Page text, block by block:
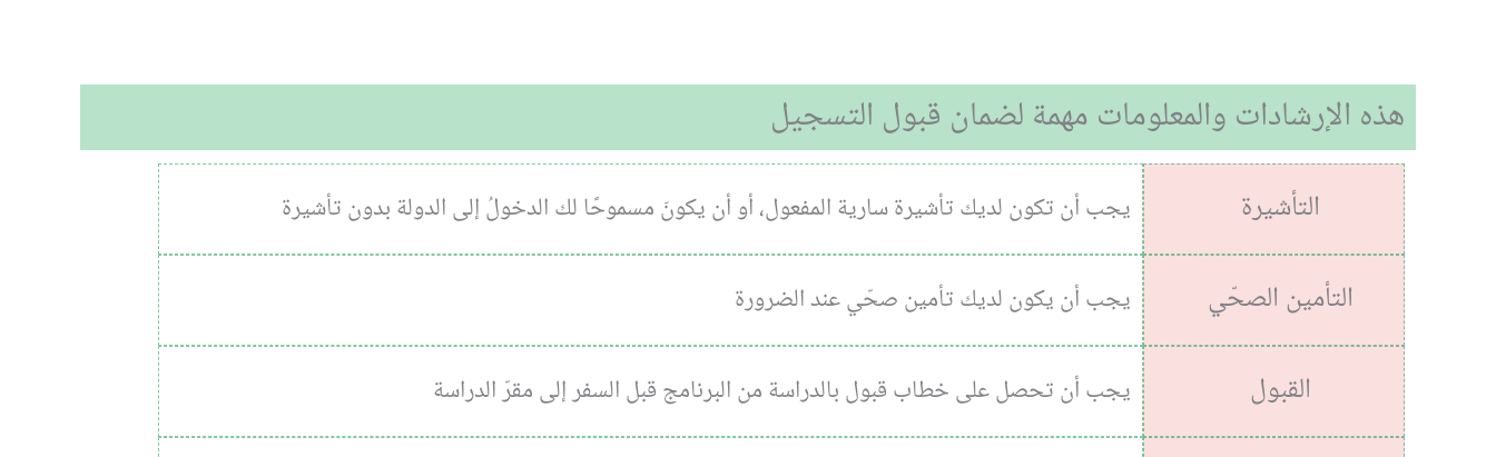
هذه الإرشادات والمعلومات مهمة لضمان قبول التسجيل
التأشيرة يجب أن تكون لديك تأشيرة سارية المفعول، أو أن يكونَ مسموحًا لك الدخولُ إلى الدولة بدون تأشيرة
التأمين الصحّي يجب أن يكون لديك تأمين صحّي عند الضرورة
القبول يجب أن تحصل على خطاب قبول بالدراسة من البرنامج قبل السفر إلى مقرّ الدراسة